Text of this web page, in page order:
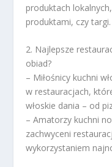
produktach
produktami, czy targi.
2. Najlepsze
obiad?
– Miłośnicy kuchni
w restauracjach,
włoskie dania – od
– Amatorzy kuchni
zachwyceni
wykorzystaniem